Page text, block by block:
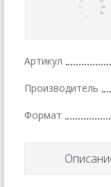
Артикул
Производитель
Формат